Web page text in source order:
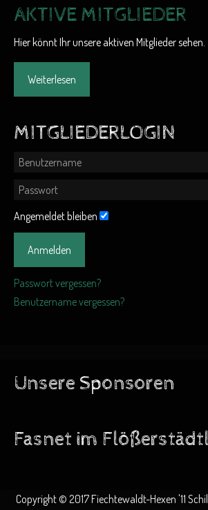
AKTIVE MITGLIEDER
Hier könnt Ihr unsere aktiven Mitglieder sehen.
Weiterlesen
MITGLIEDERLOGIN
Angemeldet bleiben
Anmelden
Passwort vergessen?
Benutzername vergessen?
Unsere Sponsoren
Fasnet im
Copyright © 2017 Fiechtewaldt-Hexen '11